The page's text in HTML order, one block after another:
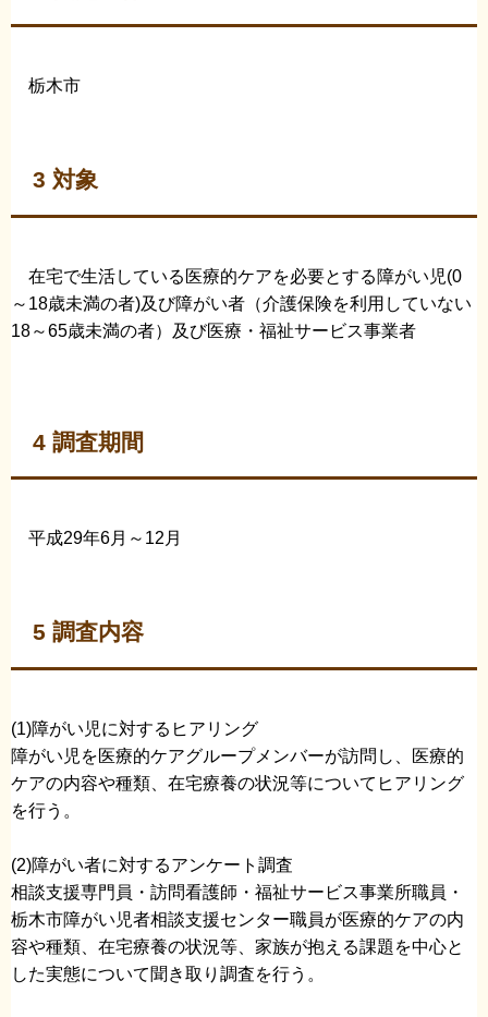
栃木市
3 対象
在宅で生活している医療的ケアを必要とする障がい児(0
～18歳未満の者)及び障がい者（介護保険を利用していない
18～65歳未満の者）及び医療・福祉サービス事業者
4 調査期間
平成29年6月～12月
5 調査内容
(1)障がい児に対するヒアリング
障がい児を医療的ケアグループメンバーが訪問し、医療的
ケアの内容や種類、在宅療養の状況等についてヒアリング
を行う。
(2)障がい者に対するアンケート調査
相談支援専門員・訪問看護師・福祉サービス事業所職員・
栃木市障がい児者相談支援センター職員が医療的ケアの内
容や種類、在宅療養の状況等、家族が抱える課題を中心と
した実態について聞き取り調査を行う。